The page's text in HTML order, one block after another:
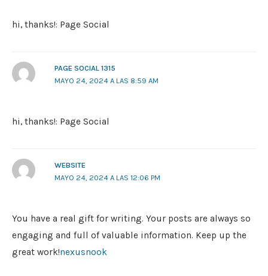
hi, thanks!: Page Social
PAGE SOCIAL 1315
MAYO 24, 2024 A LAS 8:59 AM
hi, thanks!: Page Social
WEBSITE
MAYO 24, 2024 A LAS 12:06 PM
You have a real gift for writing. Your posts are always so
engaging and full of valuable information. Keep up the
great work!nexusnook